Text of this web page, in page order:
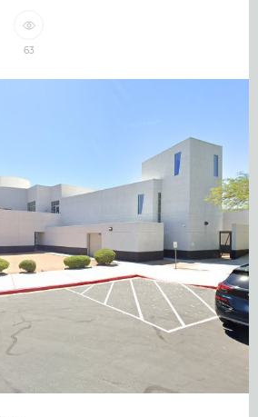
63